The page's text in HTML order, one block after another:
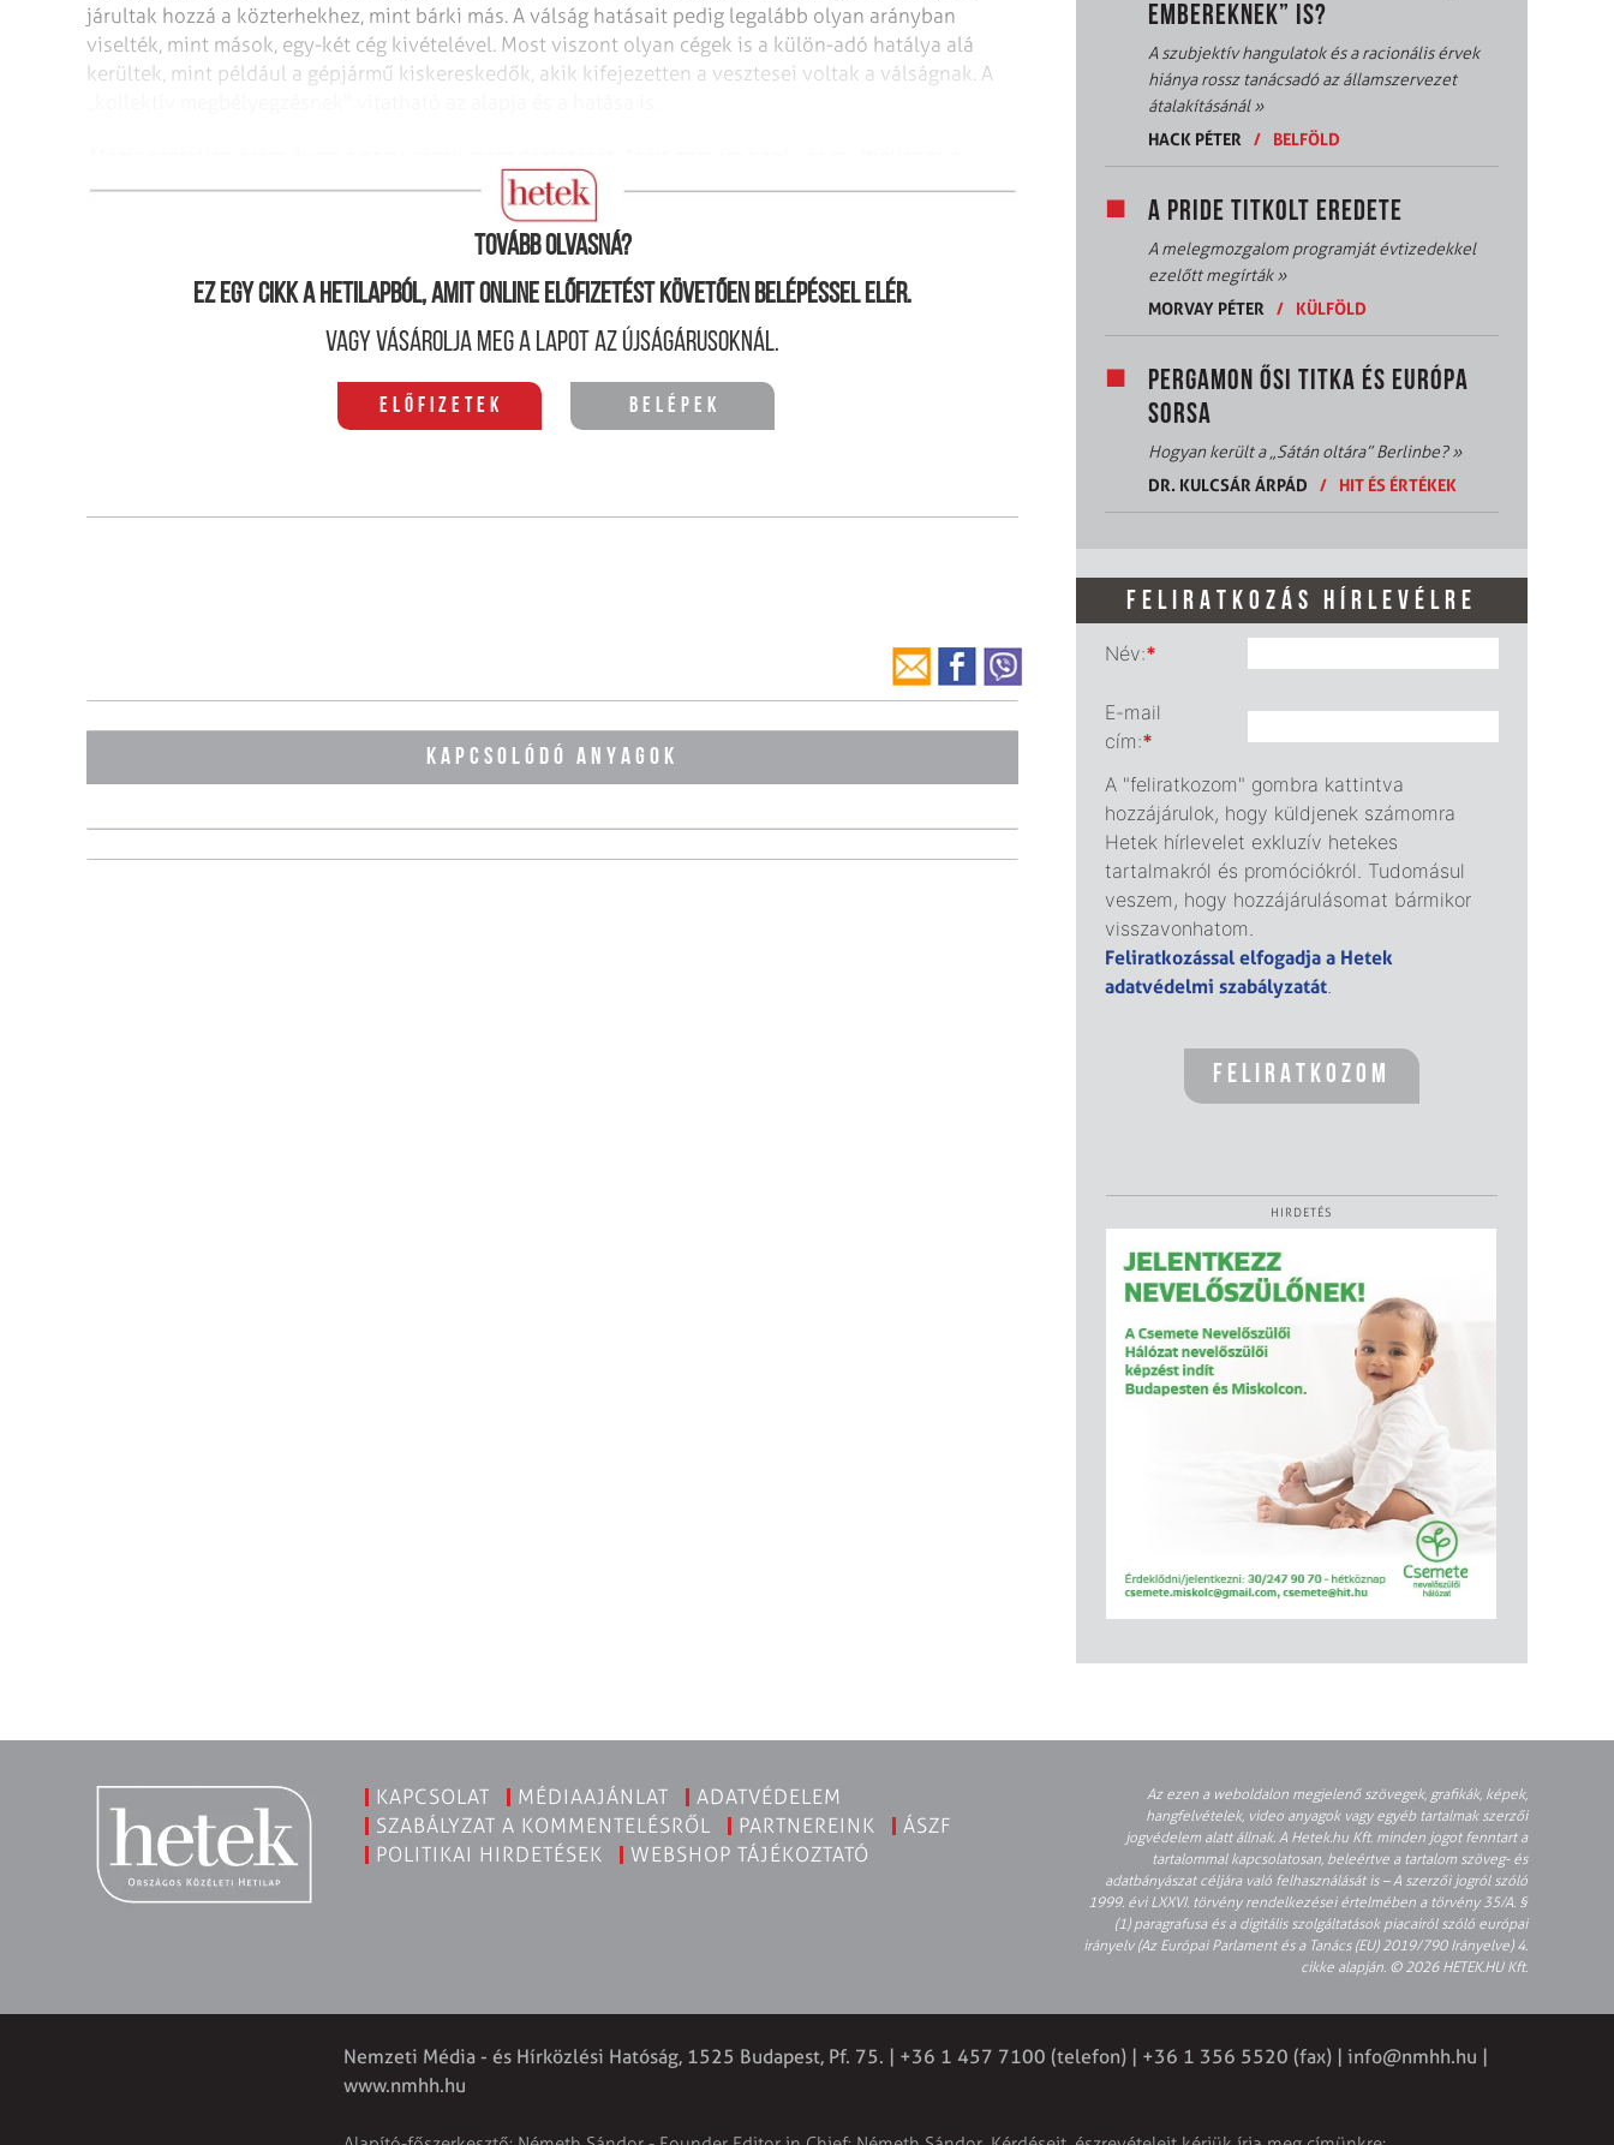
járultak hozzá a közterhekhez, mint bárki más. A válság hatásait pedig legalább olyan arányban
viselték, mint mások, egy-két cég kivételével. Most viszont olyan cégek is a külön-adó hatálya alá
kerültek, mint például a gépjármű kiskereskedők, akik kifejezetten a vesztesei voltak a válságnak. A
magyar lakosság, mert valakik valahol elrontottak valamit?
Tovább olvasná?
Ez egy cikk a hetilapból, amit online előfizetést követően belépéssel elér.
Vagy vásárolja meg a lapot az újságárusoknál.
Előfizetek Belépek
KAPCSOLÓDÓ ANYAGOK
EMBEREKNEK” IS?
A szubjektív hangulatok és a racionális érvek
hiánya rossz tanácsadó az államszervezet
átalakításánál»
HACK PÉTER
/ BELFÖLD
A PRIDE TITKOLT EREDETE
A melegmozgalom programját évtizedekkel
ezelőtt megírták»
MORVAY PÉTER
/ KÜLFÖLD
PERGAMON ŐSI TITKA ÉS EURÓPA
SORSA
Hogyan került a „Sátán oltára” Berlinbe?»
DR. KULCSÁR ÁRPÁD
/ HIT ÉS ÉRTÉKEK
FELIRATKOZÁS HÍRLEVÉLRE
Név:*
E-mail
cím:*
A "feliratkozom" gombra kattintva
hozzájárulok, hogy küldjenek számomra
Hetek hírlevelet exkluzív hetekes
tartalmakról és promóciókról. Tudomásul
veszem, hogy hozzájárulásomat bármikor
visszavonhatom.
Feliratkozással elfogadja a Hetek
adatvédelmi szabályzatát.
HIRDETÉS
KAPCSOLAT MÉDIAAJÁNLAT
ADATVÉDELEM
SZABÁLYZAT A KOMMENTELÉSRŐL
PARTNEREINK
ÁSZF
POLITIKAI HIRDETÉSEK
WEBSHOP TÁJÉKOZTATÓ
Az ezen a weboldalon megjelenő szövegek, grafikák, képek,
hangfelvételek, video anyagok vagy egyéb tartalmak szerzői
jogvédelem alatt állnak. A Hetek.hu Kft. minden jogot fenntart a
tartalommal kapcsolatosan, beleértve a tartalom szöveg- és
adatbányászat céljára való felhasználását is – A szerzői jogról szóló
1999. évi LXXVI. törvény rendelkezései értelmében a törvény 35/A. §
(1) paragrafusa és a digitális szolgáltatások piacairól szóló európai
irányelv (Az Európai Parlament és a Tanács (EU) 2019/790 Irányelve) 4.
cikke alapján. © 2026 HETEK.HU Kft.
Nemzeti Média - és Hírközlési Hatóság, 1525 Budapest, Pf. 75. | +36 1 457 7100 (telefon) | +36 1 356 5520 (fax) | info@nmhh.hu
www.nmhh.hu